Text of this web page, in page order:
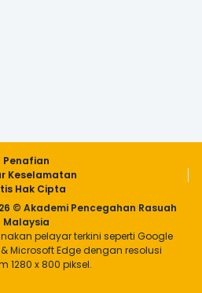
Penafian
Keselamatan
Hak Cipta
© Akademi Pencegahan Rasuah
Malaysia
pelayar terkini seperti Google
Microsoft Edge dengan resolusi
1280 x 800 piksel.